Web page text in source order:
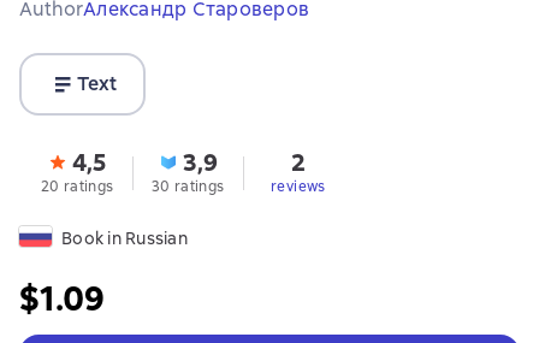
AuthorАлександр Староверов
Text
4,5
20 ratings
3,9
30 ratings
2
reviews
Book in Russian
$1.09